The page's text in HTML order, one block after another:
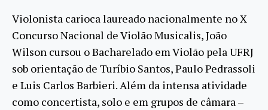
Violonista carioca laureado nacionalmente no X
Concurso Nacional de Violão Musicalis, João
Wilson cursou o Bacharelado em Violão pela UFRJ
sob orientação de Turíbio Santos, Paulo Pedrassoli
e Luis Carlos Barbieri. Além da intensa atividade
como concertista, solo e em grupos de câmara –